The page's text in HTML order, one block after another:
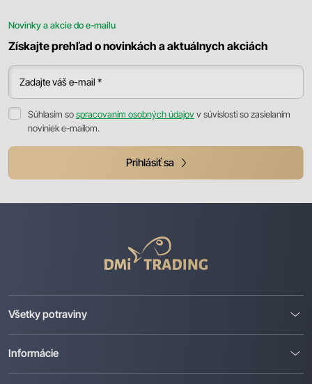
Novinky a akcie do e-mailu
Získajte prehľad o novinkách a aktuálnych akciách
Zadajte váš e-mail *
Súhlasím sospracovaním osobných údajovv súvislosti so zasielaním
noviniek e-mailom.
Prihlásiť sa
Trading
Všetky potraviny
Informácie